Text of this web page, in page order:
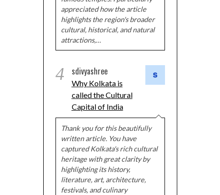
appreciated how the article
highlights the region's broader
cultural, historical, and natural
attractions,…
4 sdivyashree
Why Kolkata is
called the Cultural
Capital of India
Thank you for this beautifully
written article. You have
captured Kolkata's rich cultural
heritage with great clarity by
highlighting its history,
literature, art, architecture,
festivals, and culinary